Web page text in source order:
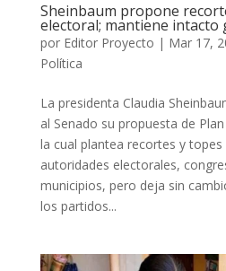
Sheinbaum propone
electoral; mantiene intacto
por Editor Proyecto | Mar 17,
Política
La presidenta Claudia
al Senado su propuesta de
la cual plantea recortes y
autoridades electorales,
municipios, pero deja sin
los partidos...